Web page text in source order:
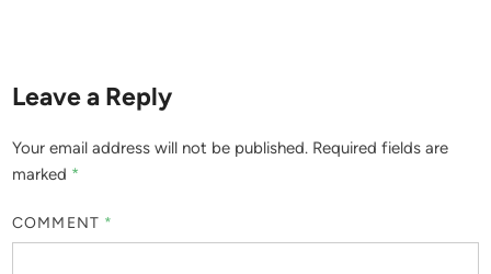
Leave a Reply
Your email address will not be published. Required fields are
marked *
COMMENT *